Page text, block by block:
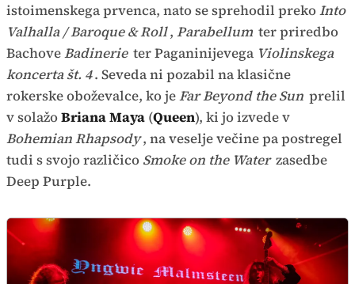
istoimenskega prvenca, nato se sprehodil prekoInto
Valhalla / Baroque & Roll, Parabellum ter priredbo
BachoveBadinerie ter Paganinijevega Violinskega
koncerta št. 4. Seveda ni pozabil na klasične
rokerske oboževalce, ko jeFar Beyond the Sun prelil
v solažoBriana Maya (Queen), ki jo izvede v
Bohemian Rhapsody, na veselje večine pa postregel
tudi s svojo različico Smoke on the Water zasedbe
Deep Purple.